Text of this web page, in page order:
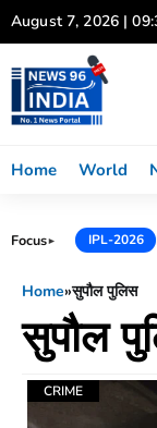
Skip
to
content
August 7, 2026 |
Home World
Focus► IPL-2026
Home»सुपौल पुलिस
सुपौल
CRIME